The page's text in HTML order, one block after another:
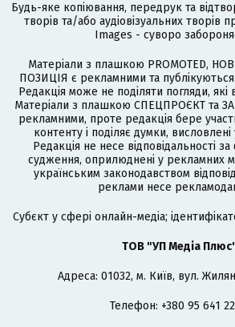
Будь-яке копіювання, передрук та
творів та/або аудіовізуальних творів
Images - суворо
Матеріали з плашкою PROMOTED,
ПОЗИЦІЯ є рекламними та
Редакція може не поділяти погляди,
Матеріали з плашкою СПЕЦПРОЄКТ та
рекламними, проте редакція бере
контенту і поділяє думки,
Редакція не несе відповідальності за
судження, оприлюднені у рекламних
українським законодавством
реклами несе
Cубєкт у сфері онлайн-медіа;
ТОВ "УП Медіа
Адреса: 01032, м. Київ, вул.
Телефон: +380 95 641